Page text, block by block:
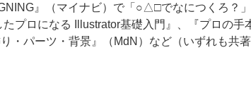
』（マイナビ）で「○△□でなにつくろ？
プロになる Illustrator基礎入門』、『プロの手
・パーツ・背景』（MdN）など（いずれも共著